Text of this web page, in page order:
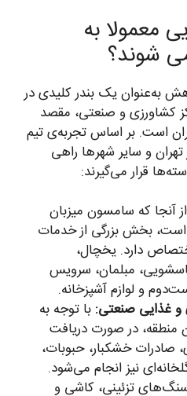
معمولا به
شوند؟
به‌عنوان یک بندر کلیدی در
کشاورزی و صنعتی، مقصد
است. بر اساس تجربه‌ی تیم
تهران و سایر شهرها راهی
قرار می‌گیرند:
از آنجا که سامسون میزبان
است، بخش بزرگی از خدمات
دارد. یخچال،
مبلمان، سرویس
و لوازم آشپزخانه.
غذایی صنعتی: با توجه به
در صورت دریافت
صادرات خشکبار، حبوبات،
نیز انجام می‌شود.
تزئینی، کاشی و